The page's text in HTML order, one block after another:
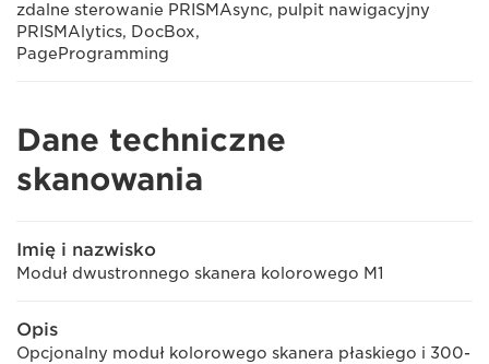
zdalne sterowanie PRISMAsync, pulpit nawigacyjny
PRISMAlytics, DocBox,
PageProgramming
Dane techniczne
skanowania
Imię i nazwisko
Moduł dwustronnego skanera kolorowego M1
Opis
Opcjonalny moduł kolorowego skanera płaskiego i 300-